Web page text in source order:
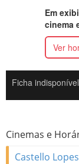
Em
cinema
Ver
Ficha
Cinemas e
Castello